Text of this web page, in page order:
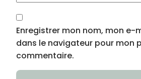
Enregistrer mon nom, mon e-
dans le navigateur pour mon
commentaire.